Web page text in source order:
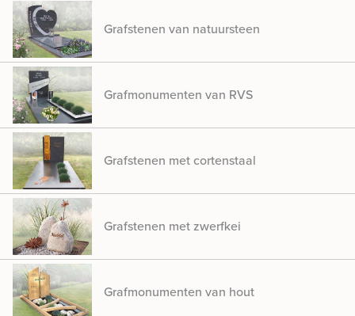
Grafstenen van natuursteen
Grafmonumenten van RVS
Grafstenen met cortenstaal
Grafstenen met zwerfkei
Grafmonumenten van hout